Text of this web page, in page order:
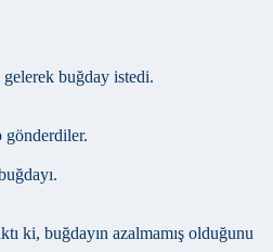
buğday istedi.
gönderdiler.
ki, buğdayın azalmamış olduğunu